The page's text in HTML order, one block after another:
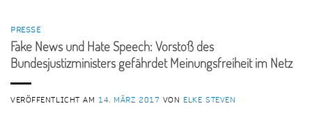
PRESSE
Fake News und Hate Speech: Vorstoß des
Bundesjustizministers gefährdet Meinungsfreiheit im Netz
VERÖFFENTLICHT AM 14. MÄRZ 2017 VON ELKE STEVEN